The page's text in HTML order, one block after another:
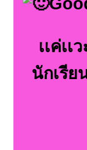
เเค่เ
นักเรีย